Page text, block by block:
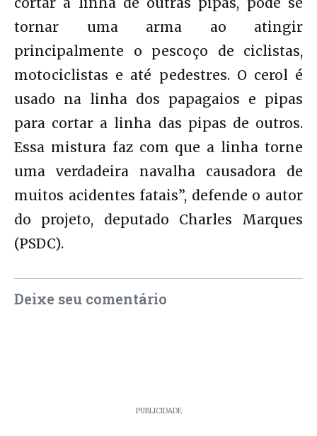
tornar uma arma ao atingir
principalmente o pescoço de ciclistas,
motociclistas e até pedestres. O cerol é
usado na linha dos papagaios e pipas
para cortar a linha das pipas de outros.
Essa mistura faz com que a linha torne
uma verdadeira navalha causadora de
muitos acidentes fatais”, defende o autor
do projeto, deputado Charles Marques
(PSDC).
Deixe seu comentário
PUBLICIDADE